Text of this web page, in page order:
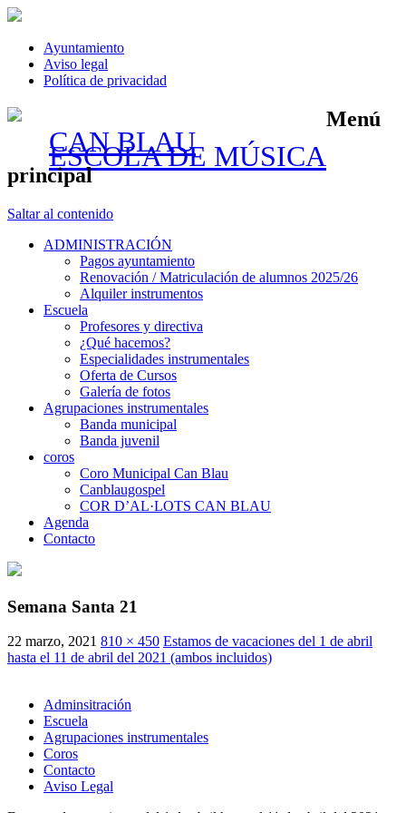
Ayuntamiento
Aviso legal
Política de privacidad
CAN BLAU
ESCOLA DE MÚSICA
Menú
principal
Saltar al contenido
ADMINISTRACIÓN
Pagos ayuntamiento
Renovación / Matriculación de alumnos 2025/26
Alquiler instrumentos
Escuela
Profesores y directiva
¿Qué hacemos?
Especialidades instrumentales
Oferta de Cursos
Galería de fotos
Agrupaciones instrumentales
Banda municipal
Banda juvenil
coros
Coro Municipal Can Blau
Canblaugospel
COR D’AL·LOTS CAN BLAU
Agenda
Contacto
Semana Santa 21
22 marzo, 2021 810 × 450 Estamos de vacaciones del 1 de abril
hasta el 11 de abril del 2021 (ambos incluidos)
Adminsitración
Escuela
Agrupaciones instrumentales
Coros
Contacto
Aviso Legal